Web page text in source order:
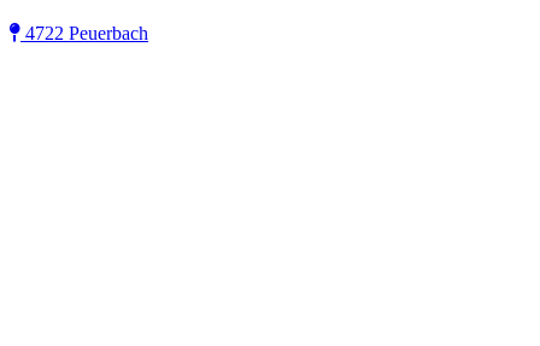
4722 Peuerbach